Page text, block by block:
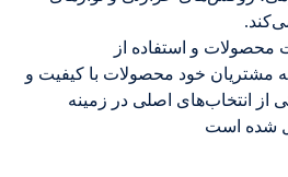
محصولات و استفاده از
به مشتریان خود محصولات با کیفیت و
از انتخاب‌های اصلی در زمینه
شده است